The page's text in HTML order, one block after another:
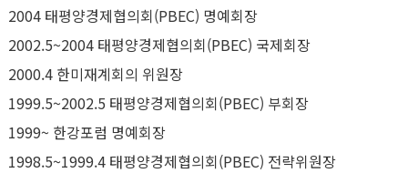
2004 태평양경제협의회(PBEC) 명예회장
2002.5~2004 태평양경제협의회(PBEC) 국제회장
2000.4 한미재계회의 위원장
1999.5~2002.5 태평양경제협의회(PBEC) 부회장
1999~ 한강포럼 명예회장
1998.5~1999.4 태평양경제협의회(PBEC) 전략위원장